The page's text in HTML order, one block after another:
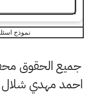
نموذج
جميع الحقوق
احمد مهدي شلال